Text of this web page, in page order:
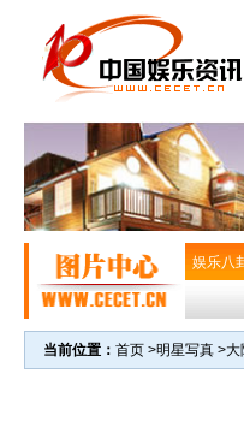
娱乐八
当前位置： 首页 >明星写真 >大